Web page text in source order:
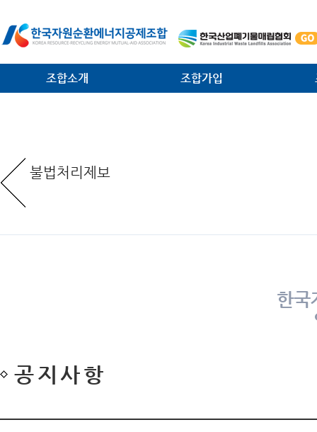
조합소개
임원현황
역대 회장 · 이사장
조합가입
불법처리제보
한국
공지사항